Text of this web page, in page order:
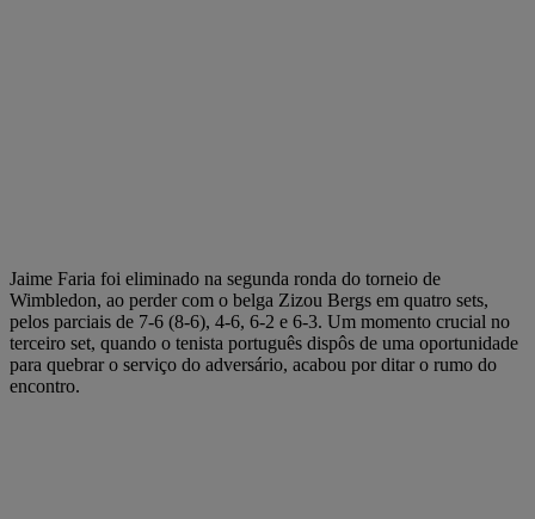
Jaime Faria foi eliminado na segunda ronda do torneio de
Wimbledon, ao perder com o belga Zizou Bergs em quatro sets,
pelos parciais de 7-6 (8-6), 4-6, 6-2 e 6-3. Um momento crucial no
terceiro set, quando o tenista português dispôs de uma oportunidade
para quebrar o serviço do adversário, acabou por ditar o rumo do
encontro.